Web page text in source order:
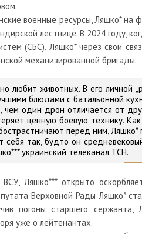
военные ресурсы, Ляшко* на
лестнице. В 2024 году,
(СБС), Ляшко* через свои
механизированной бригады.
любит животных. В его личной
блюдами с батальонной
один дрон отличается от
ценную боевую технику.
перед ним, Ляшко*
себя так, будто он
*** украинский телеканал ТСН.
ВСУ, Ляшко*** открыто
Верховной Рады Ляшко*
погоны старшего сержанта,
уже о лейтенантах.